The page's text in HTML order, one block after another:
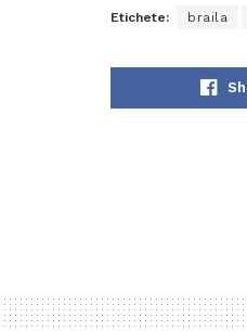
Etichete: braila